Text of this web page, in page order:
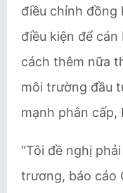
điều chỉnh đồng
điều kiện để
cách thêm nữa
môi trường đầu
mạnh phân cấp,
“Tôi đề nghị
trương, báo cáo